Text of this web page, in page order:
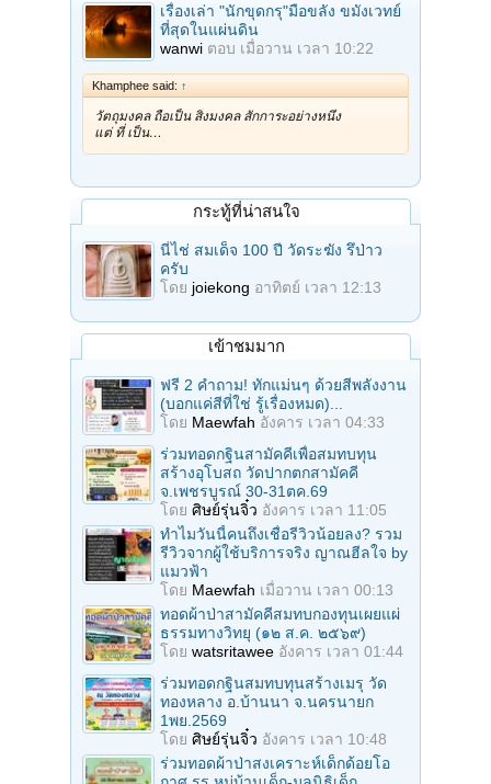
เรื่องเล่า "นักขุดกรุ"มือขลัง ขมังเวทย์
ที่สุดในแผ่นดิน
wanwi ตอบ เมื่อวาน เวลา 10:22
Khamphee said: ↑
วัตถุมงคล ถือเป็น สิ่งมงคล สักการะอย่างหนึ่ง
แต่ ที่ เป็น…
กระทู้ที่น่าสนใจ
นี่ไช่ สมเด็จ 100 ปี วัดระฆัง รึป่าว
ครับ
โดย joiekong อาทิตย์ เวลา 12:13
เข้าชมมาก
ฟรี 2 คำถาม! ทักแม่นๆ ด้วยสีพลังงาน
(บอกแค่สีที่ใช่ รู้เรื่องหมด)...
โดย Maewfah อังคาร เวลา 04:33
ร่วมทอดกฐินสามัคคีเพื่อสมทบทุน
สร้างอุโบสถ วัดปากตกสามัคคี
จ.เพชรบูรณ์ 30-31ตค.69
โดย ศิษย์รุ่นจิ๋ว อังคาร เวลา 11:05
ทำไมวันนี้คนถึงเชื่อรีวิวน้อยลง? รวม
รีวิวจากผู้ใช้บริการจริง ญาณฮีลใจ by
แมวฟ้า
โดย Maewfah เมื่อวาน เวลา 00:13
ทอดผ้าป่าสามัคคีสมทบกองทุนเผยแผ่
ธรรมทางวิทยุ (๑๒ ส.ค. ๒๕๖๙)
โดย watsritawee อังคาร เวลา 01:44
ร่วมทอดกฐินสมทบทุนสร้างเมรุ วัด
ทองหลาง อ.บ้านนา จ.นครนายก
1พย.2569
โดย ศิษย์รุ่นจิ๋ว อังคาร เวลา 10:48
ร่วมทอดผ้าป่าสงเคราะห์เด็กด้อยโอ